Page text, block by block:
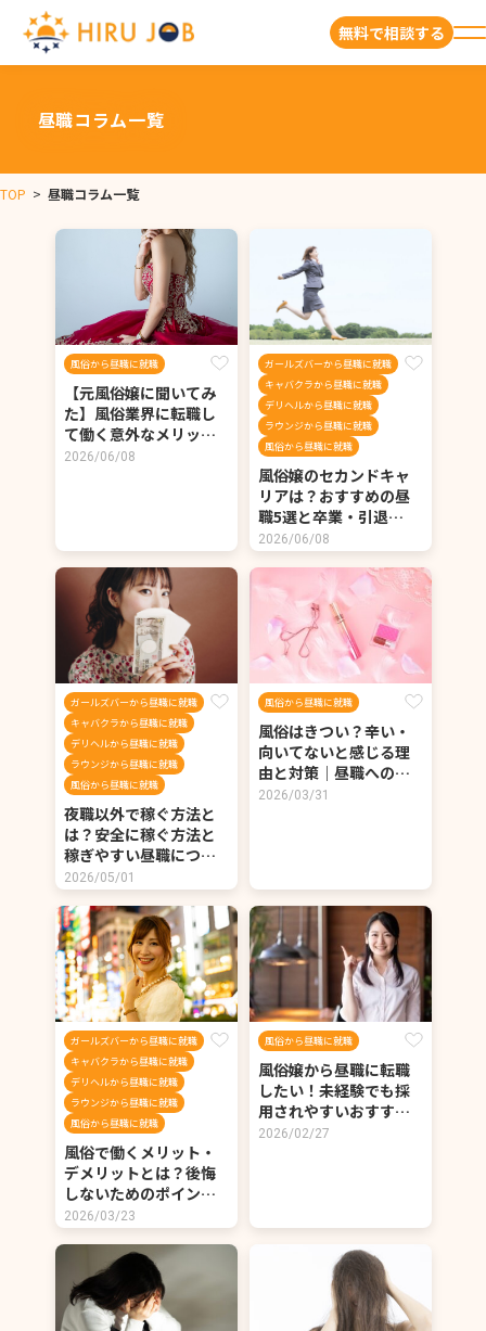
無料で相談する
昼職コラム一覧
TOP > 昼職コラム一覧
風俗から昼職に就職
【元風俗嬢に聞いてみ
た】風俗業界に転職し
て働く意外なメリッ…
2026/06/08
ガールズバーから昼職に就職
キャバクラから昼職に就職
デリヘルから昼職に就職
ラウンジから昼職に就職
風俗から昼職に就職
風俗嬢のセカンドキャ
リアは？おすすめの昼
職5選と卒業・引退…
2026/06/08
ガールズバーから昼職に就職
キャバクラから昼職に就職
デリヘルから昼職に就職
ラウンジから昼職に就職
風俗から昼職に就職
夜職以外で稼ぐ方法と
は？安全に稼ぐ方法と
稼ぎやすい昼職につ…
2026/05/01
風俗から昼職に就職
風俗はきつい？辛い・
向いてないと感じる理
由と対策｜昼職への…
2026/03/31
ガールズバーから昼職に就職
キャバクラから昼職に就職
デリヘルから昼職に就職
ラウンジから昼職に就職
風俗から昼職に就職
風俗で働くメリット・
デメリットとは？後悔
しないためのポイン…
2026/03/23
風俗から昼職に就職
風俗嬢から昼職に転職
したい！未経験でも採
用されやすいおすす…
2026/02/27